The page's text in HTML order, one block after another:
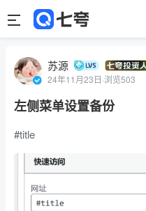
左侧菜单设置备份
苏源
24年11月23日·浏览503
#title